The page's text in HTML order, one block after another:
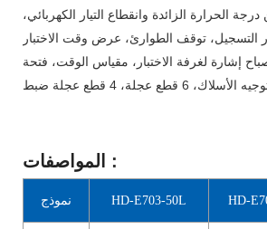
الحرارة الزائدة وانقطاع التيار الكهربائي،
التسجيل، توقف الطوارئ، عرض وقت الاختبار
إشارة لغرفة الاختبار، مقياس الوقت، فتحة
:
نموذج HD-E703-50L HD-